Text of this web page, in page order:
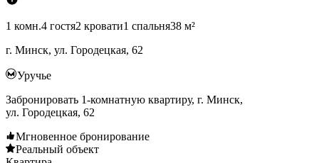
1 комн.4 гостя2 кровати1 спальня38 м²
г. Минск, ул. Городецкая, 62
Уручье
Забронировать 1-комнатную квартиру, г. Минск,
ул. Городецкая, 62
Мгновенное бронирование
Реальный объект